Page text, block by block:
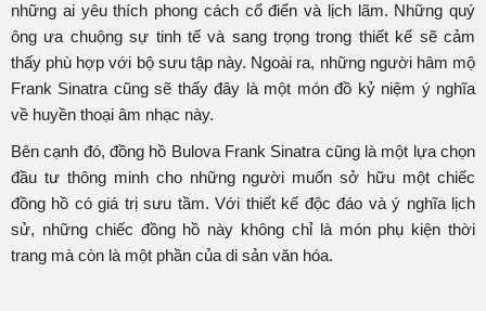
những ai yêu thích phong cách cổ điển và lịch lãm. Những quý
ông ưa chuộng sự tinh tế và sang trọng trong thiết kế sẽ cảm
thấy phù hợp với bộ sưu tập này. Ngoài ra, những người hâm mộ
Frank Sinatra cũng sẽ thấy đây là một món đồ kỷ niệm ý nghĩa
về huyền thoại âm nhạc này.
Bên cạnh đó, đồng hồ Bulova Frank Sinatra cũng là một lựa chọn
đầu tư thông minh cho những người muốn sở hữu một chiếc
đồng hồ có giá trị sưu tầm. Với thiết kế độc đáo và ý nghĩa lịch
sử, những chiếc đồng hồ này không chỉ là món phụ kiện thời
trang mà còn là một phần của di sản văn hóa.